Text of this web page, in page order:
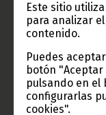
Este sitio
para analizar
contenido.
Puedes
botón
pulsando en el
configurarlas
cookies".TVGE